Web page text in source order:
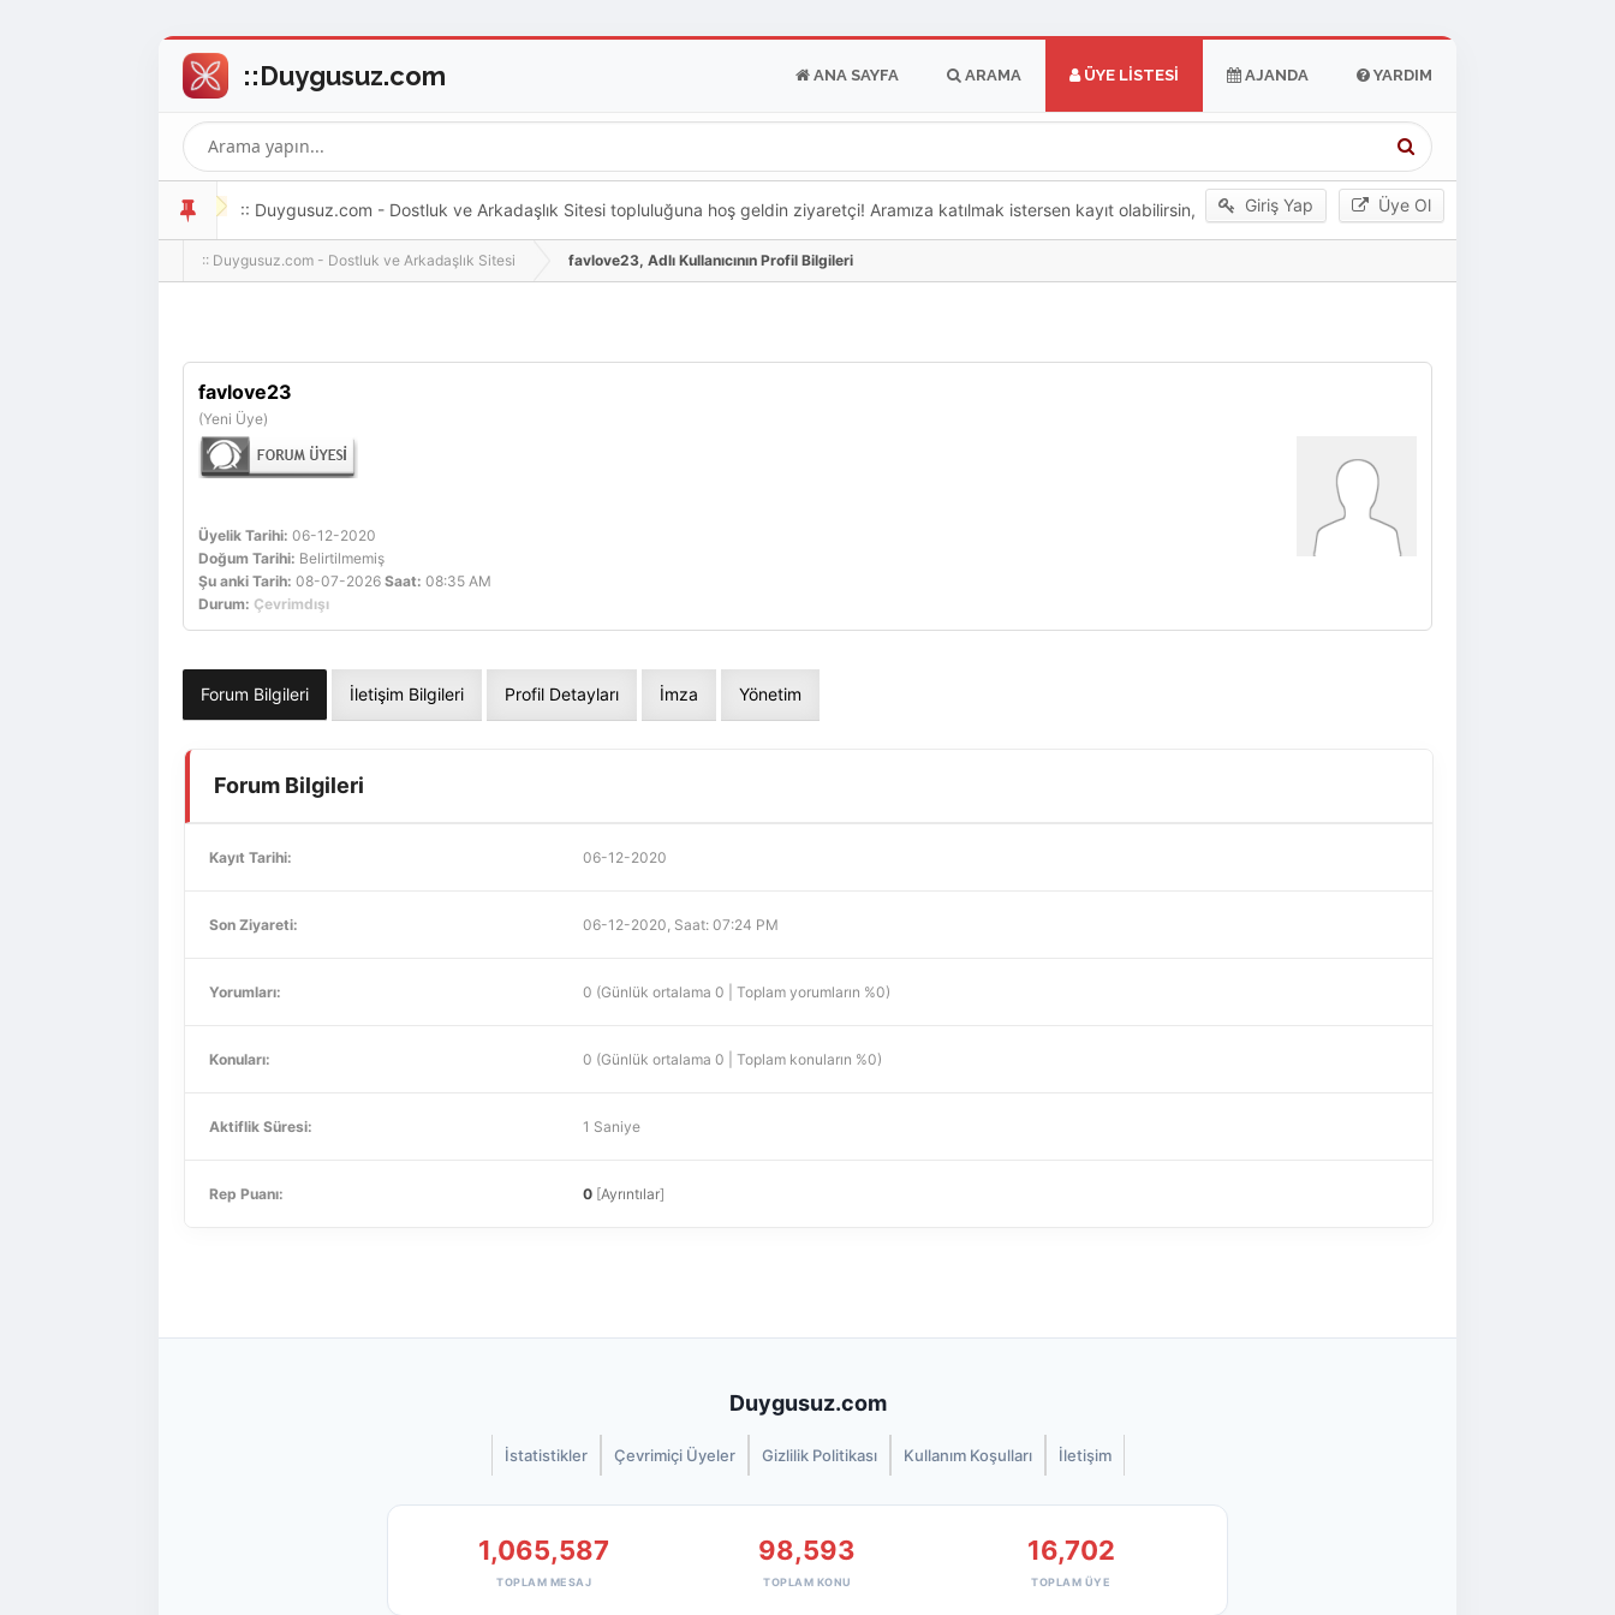
ANA SAYFA ARAMA ÜYE LISTESI AJANDA YARDIM
Giriş Yap Üye Ol
:: Duygusuz.com - Dostluk ve Arkadaşlık Sitesi topluluğuna hoş geldin ziyaretçi! Aramıza katılmak istersen kayıt olabilirsin,
oldukça kolay ve zahmetsizdir.
:: Duygusuz.com - Dostluk ve Arkadaşlık Sitesi favlove23, Adlı Kullanıcının Profil Bilgileri
favlove23
(Yeni Üye)
Üyelik Tarihi: 06-12-2020
Doğum Tarihi: Belirtilmemiş
Şu anki Tarih: 08-07-2026 Saat: 08:35 AM
Durum: Çevrimdışı
Forum Bilgileri İletişim Bilgileri Profil Detayları İmza Yönetim
Forum Bilgileri
Kayıt Tarihi: 06-12-2020
Son Ziyareti: 06-12-2020, Saat: 07:24 PM
Yorumları: 0 (Günlük ortalama 0 | Toplam yorumların %0)
Konuları: 0 (Günlük ortalama 0 | Toplam konuların %0)
Aktiflik Süresi: 1 Saniye
Rep Puanı: 0 [Ayrıntılar]
Duygusuz.com
İstatistikler Çevrimiçi Üyeler Gizlilik Politikası Kullanım Koşulları İletişim
1,065,587
TOPLAM MESAJ
98,593
TOPLAM KONU
16,702
TOPLAM ÜYE